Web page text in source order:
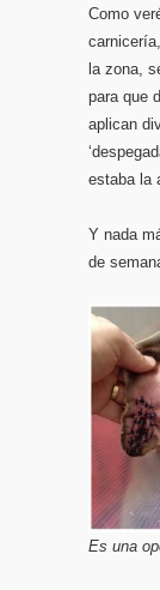
Como
la zona,
para que
aplican
estaba la
Y nada
de
Es una